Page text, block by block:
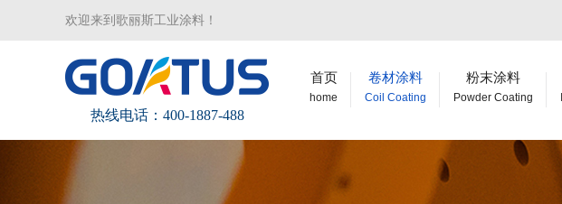
欢迎来到歌丽斯工业涂料！
热线电话：400-1887-488
首页
home
卷材涂料
Coil Coating
粉末涂料
Powder Coating